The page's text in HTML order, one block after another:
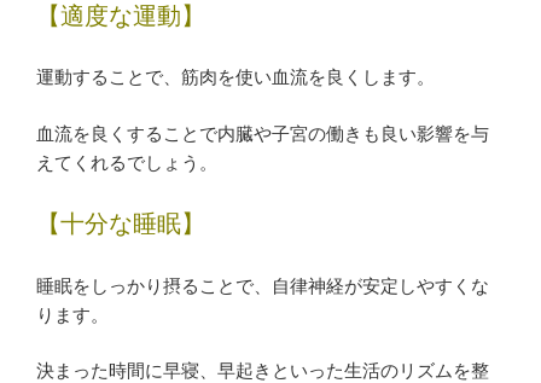
【適度な運動】
運動することで、筋肉を使い血流を良くします。
血流を良くすることで内臓や子宮の働きも良い影響を与
えてくれるでしょう。
【十分な睡眠】
睡眠をしっかり摂ることで、自律神経が安定しやすくな
ります。
決まった時間に早寝、早起きといった生活のリズムを整